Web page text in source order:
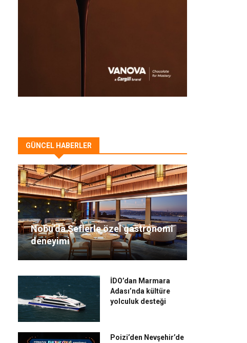
GÜNCEL HABERLER
Nobu’da Şeflerle özel gastronomi
deneyimi
İDO’dan Marmara
Adası’nda kültüre
yolculuk desteği
Poizi’den Nevşehir’de